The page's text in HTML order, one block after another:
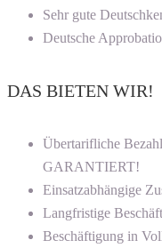
Sehr gute
Deutsche
DAS BIETEN WIR!
Übertarifliche
GARANTIERT!
Einsatzabhängige
Langfristige
Beschäftigung in